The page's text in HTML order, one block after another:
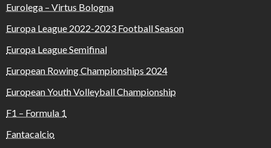
Eurolega – Virtus Bologna
Europa League 2022-2023 Football Season
Europa League Semifinal
European Rowing Championships 2024
European Youth Volleyball Championship
F1 – Formula 1
Fantacalcio